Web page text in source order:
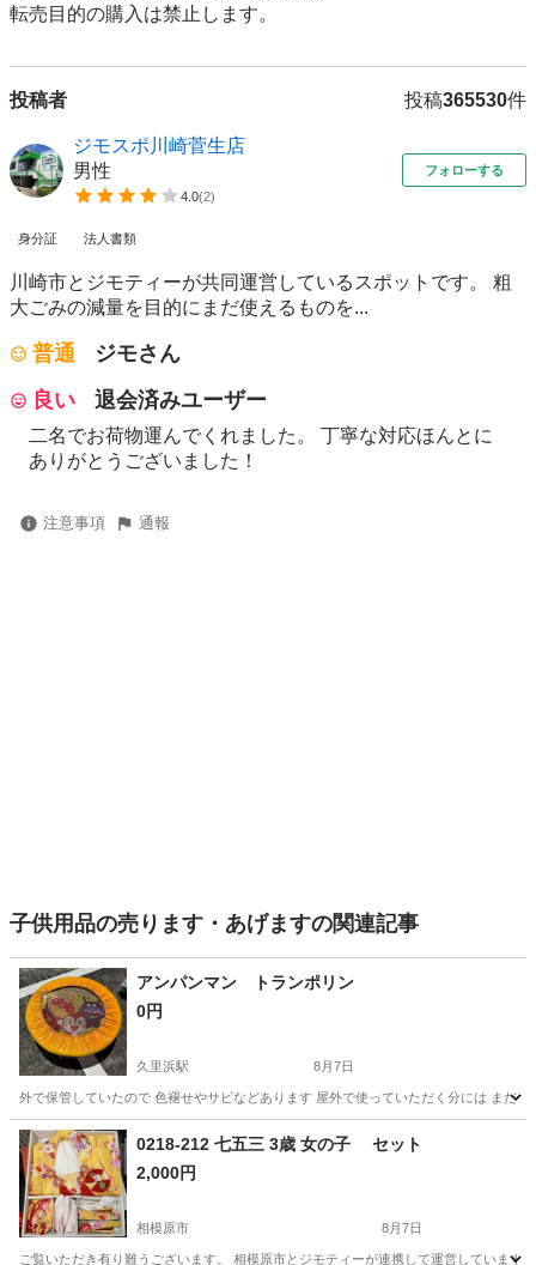
転売⽬的の購⼊は禁⽌します。
投稿者 投稿365530件
ジモスポ川崎菅生店
男性
4.0(2)
フォローする
身分証 法人書類
川崎市とジモティーが共同運営しているスポットです。 粗
⼤ごみの減量を⽬的にまだ使えるものを...
普通
ジモさん
良い
退会済みユーザー
二名でお荷物運んでくれました。 丁寧な対応ほんとに
ありがとうございました！
注意事項 通報
子供用品の売ります・あげますの関連記事
アンパンマン トランポリン
0円
久里浜駅 8月7日
外で保管していたので 色褪せやサビなどあります 屋外で使っていただく分には まだ
神奈川 横須賀市 久里浜駅 キッズ用品
0218-212 七五三 3歳 女の子 セット
2,000円
相模原市 8月7日
ご覧いただき有り難うございます。 相模原市とジモティーが連携して運営していま